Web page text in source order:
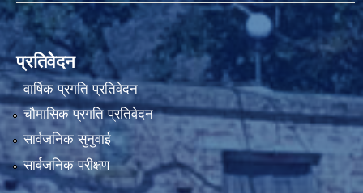
प्रतिवेदन
वार्षिक प्रगति प्रतिवेदन
चौमासिक प्रगति प्रतिवेदन
सार्वजनिक सुनुवाई
सार्वजनिक परीक्षण